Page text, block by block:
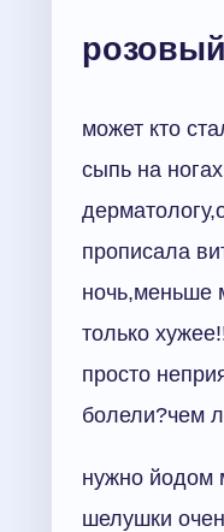
может кто
сыпь на
прописала
ночь,меньше
только
просто
болели?чем
нужно йодом
шелушки